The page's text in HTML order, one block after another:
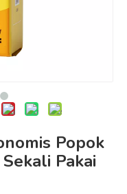
Popok
Pakai